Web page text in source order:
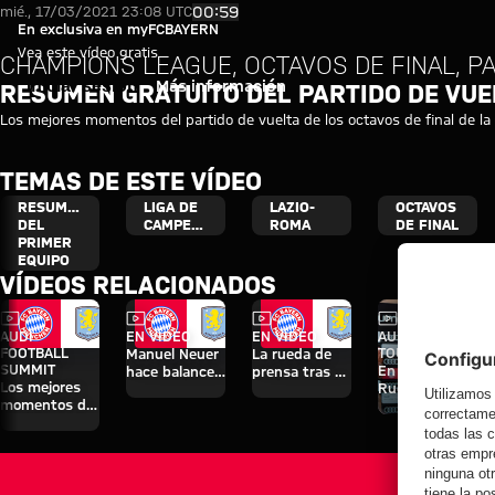
Resumen gratuito del partido
Reproducir vídeo
En exclusiva en myFCBAYERN
Vea este vídeo gratis
Iniciar sesión Más información
mié., 17/03/2021 23:08 UTC00:59
CHAMPIONS LEAGUE, OCTAVOS DE FINAL,
RESUMEN GRATUITO DEL PARTIDO DE
Los mejores momentos del partido de vuelta de los octavos de final de la
TEMAS DE ESTE VÍDEO
RESUMEN
DEL
PRIMER
EQUIPO
LIGA DE
CAMPEONES
LAZIO-
ROMA
OCTAVOS
DE FINAL
VÍDEOS RELACIONADOS
Vídeo
AUDI
FOOTBALL
SUMMIT
Los mejores
momentos del
Vídeo
EN VÍDEO
Manuel Neuer
hace balance
Vídeo
EN VÍDEO
La rueda de
prensa tras el
VídeoEntrevista
AUDI SUMMER
TOUR
En diferido:
Rueda de
prensa con
Hainer, Eberl y